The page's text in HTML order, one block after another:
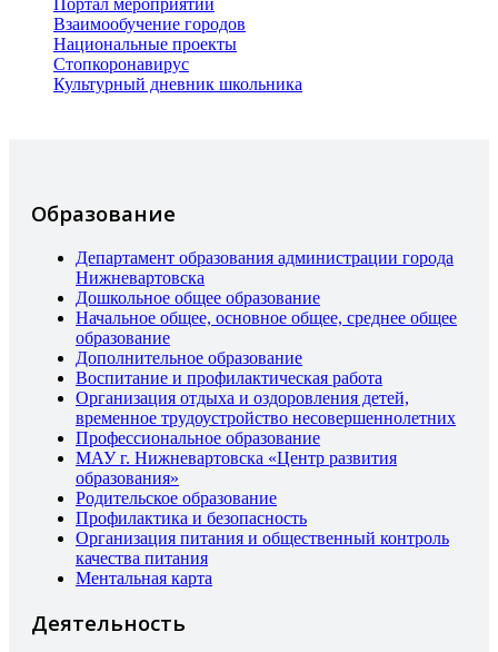
Портал мероприятий
Взаимообучение городов
Национальные проекты
Стопкоронавирус
Культурный дневник школьника
Образование
Департамент образования администрации города
Нижневартовска
Дошкольное общее образование
Начальное общее, основное общее, среднее общее
образование
Дополнительное образование
Воспитание и профилактическая работа
Организация отдыха и оздоровления детей,
временное трудоустройство несовершеннолетних
Профессиональное образование
МАУ г. Нижневартовска «Центр развития
образования»
Родительское образование
Профилактика и безопасность
Организация питания и общественный контроль
качества питания
Ментальная карта
Деятельность